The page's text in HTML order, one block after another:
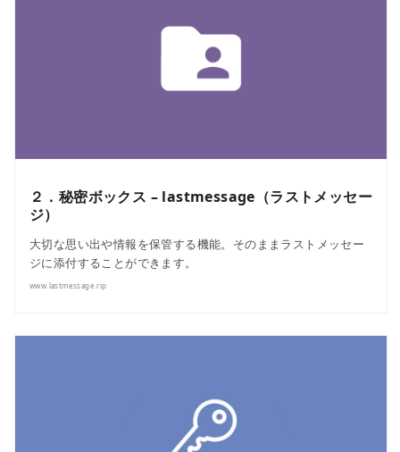
２．秘密ボックス – lastmessage（ラストメッセー
ジ）
大切な思い出や情報を保管する機能。そのままラストメッセー
ジに添付することができます。
www.lastmessage.rip